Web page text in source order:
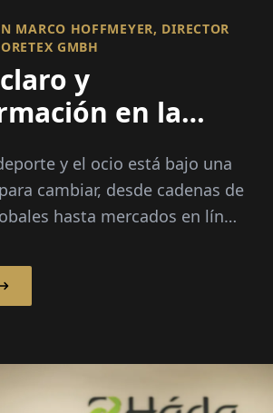
MARCO HOFFMEYER, DIRECTOR
GMBH
y
en la
y el ocio está bajo una
cambiar, desde cadenas de
hasta mercados en línea
el enfoque de plataforma
responde con un